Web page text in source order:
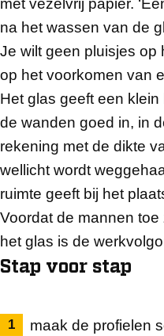
met vezelvrij papier.
na het wassen van de
Je wilt geen pluisjes op
op het voorkomen van
Het glas geeft een
de wanden goed in, in
rekening met de dikte
wellicht wordt
ruimte geeft bij het
Voordat de mannen
het glas is de
Stap voor stap
maak de profielen